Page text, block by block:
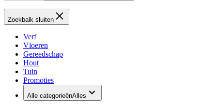
Zoekbalk sluiten
Verf
Vloeren
Gereedschap
Hout
Tuin
Promoties
Alle categorieënAlles